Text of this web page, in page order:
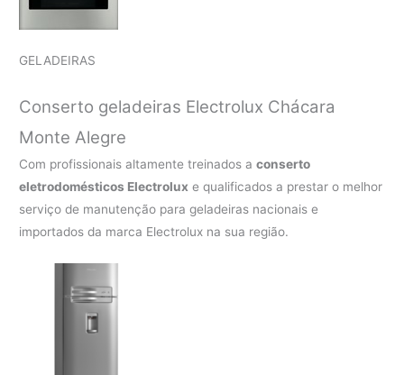
GELADEIRAS
Conserto geladeiras Electrolux Chácara
Monte Alegre
Com profissionais altamente treinados aconserto
eletrodomésticos Electrolux e qualificados a prestar o melhor
serviço de manutenção para geladeiras nacionais e
importados da marca Electrolux na sua região.